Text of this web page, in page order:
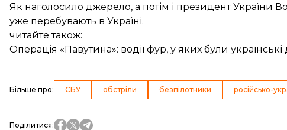
Як наголосило джерело, а потім і президент України
уже перебувають в Україні.
читайте також:
Операція «Павутина»: водії фур, у яких були
Більше про: СБУ обстріли безпілотники російсько-
Поділитися: